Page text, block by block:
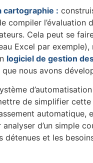
cartographie :
compiler l’évaluation
Cela peut se
Excel par exemple),
logiciel de gestion
nous avons
de simplifier
automatique,
d’un simple
détenues et les